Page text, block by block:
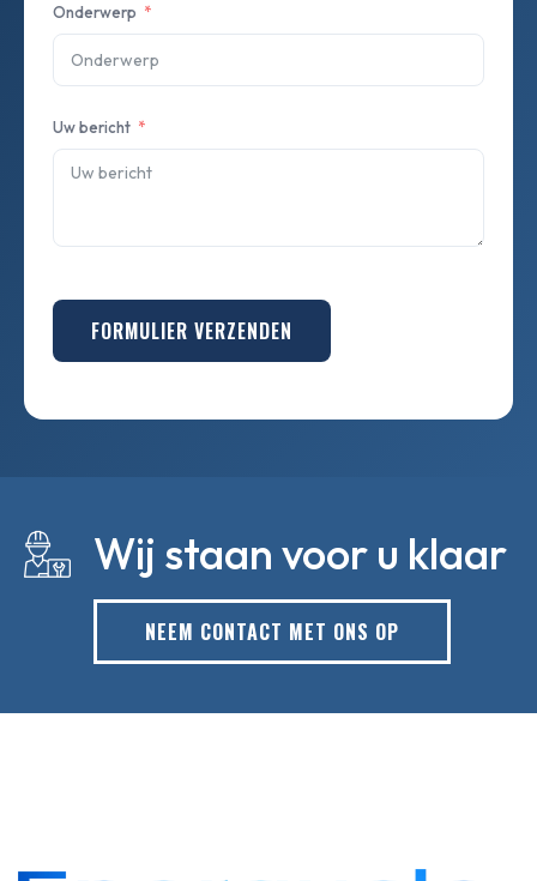
Onderwerp
Uw bericht
FORMULIER VERZENDEN
Wij staan voor u klaar
NEEM CONTACT MET ONS OP